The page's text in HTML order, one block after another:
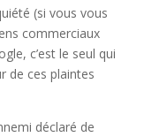
(si vous vous
commerciaux
c’est le seul qui
de ces plaintes
déclaré de